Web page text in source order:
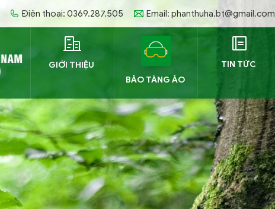
Điện thoại: 0369.287.505 Email: phanthuha.bt@gmail.com
GIỚI THIỆU
BẢO TÀNG ẢO
TIN TỨC